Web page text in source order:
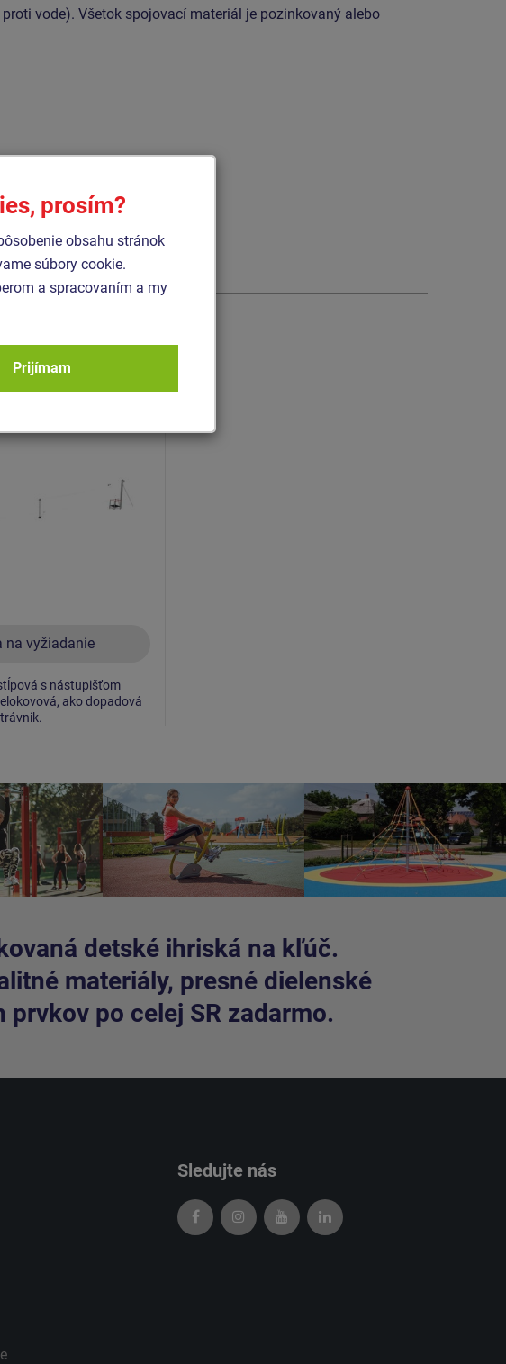
vode). Všetok spojovací materiál je pozinkovaný alebo
stĺpová s
- celokovová
na vyžiadanie
s nástupišťom
ako dopadová
detské ihriská na kľúč.
materiály, presné dielenské
po celej SR zadarmo.
Sledujte nás
prosím?
obsahu stránok
súbory cookie.
a spracovaním a my
Prijímam